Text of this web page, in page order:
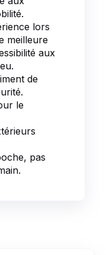
lors
meilleure
aux
de
le
pas